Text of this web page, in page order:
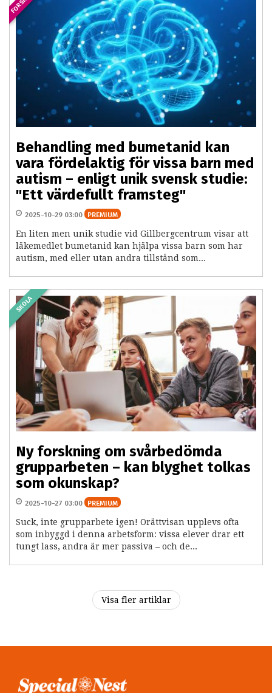
Behandling med bumetanid kan
vara fördelaktig för vissa barn med
autism – enligt unik svensk studie:
"Ett värdefullt framsteg"
2025-10-29 03:00 PREMIUM
En liten men unik studie vid Gillbergcentrum visar att
läkemedlet bumetanid kan hjälpa vissa barn som har
autism, med eller utan andra tillstånd som...
SKOLA
Ny forskning om svårbedömda
grupparbeten – kan blyghet tolkas
som okunskap?
2025-10-27 03:00 PREMIUM
Suck, inte grupparbete igen! Orättvisan upplevs ofta
som inbyggd i denna arbetsform: vissa elever drar ett
tungt lass, andra är mer passiva – och de...
Visa fler artiklar